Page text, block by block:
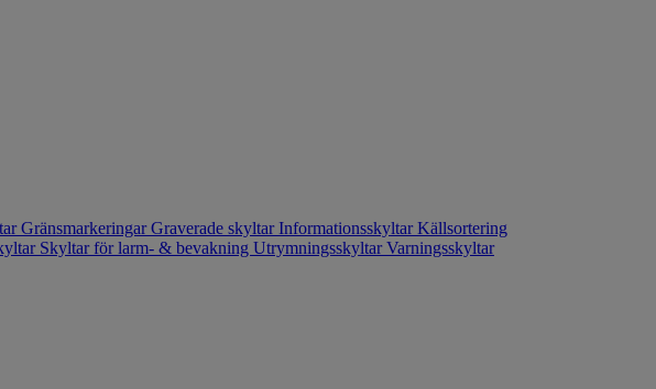
GränsmarkeringarGraverade skyltarInformationsskyltarKällsortering
Skyltar för larm- & bevakning UtrymningsskyltarVarningsskyltar